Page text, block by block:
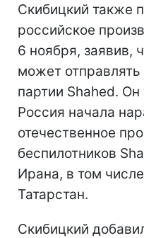
Скибицкий также
российское
6 ноября, заявив,
может
партии Shahed. Он
Россия начала
отечественное
беспилотников
Ирана, в том
Татарстан.
Скибицкий